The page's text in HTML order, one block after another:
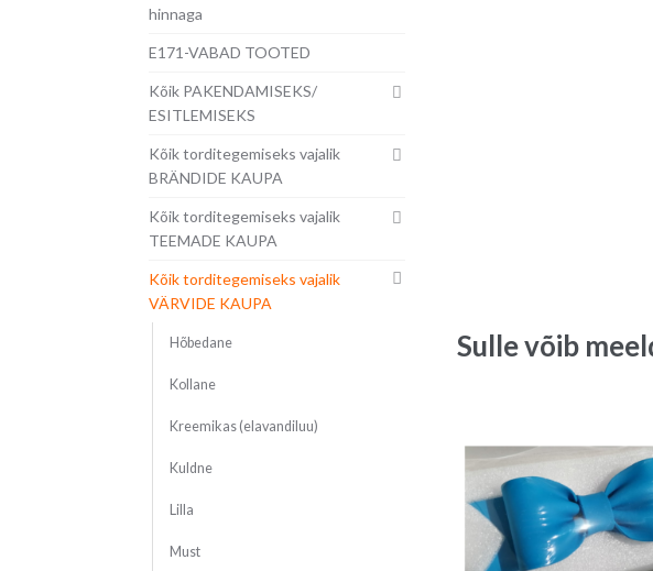
Sulle võib
hinnaga
E171-VABAD TOOTED
Kõik PAKENDAMISEKS/
ESITLEMISEKS
Kõik torditegemiseks vajalik
BRÄNDIDE KAUPA
Kõik torditegemiseks vajalik
TEEMADE KAUPA
Kõik torditegemiseks vajalik
VÄRVIDE KAUPA
Hõbedane
Kollane
Kreemikas (elavandiluu)
Kuldne
Lilla
Must